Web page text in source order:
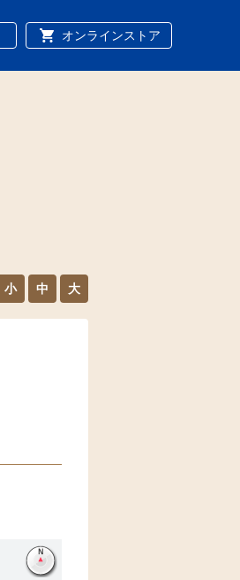
オンラインストア
小 中 大